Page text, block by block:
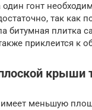
гонт
так как
битумная плитка
приклеится к
крыши
меньшую